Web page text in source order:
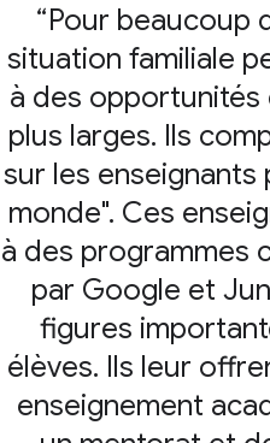
Pour beaucoup
situation familiale
à des
plus larges. Ils
sur les
monde". Ces
à des programmes
par Google et
figures
élèves. Ils leur
enseignement